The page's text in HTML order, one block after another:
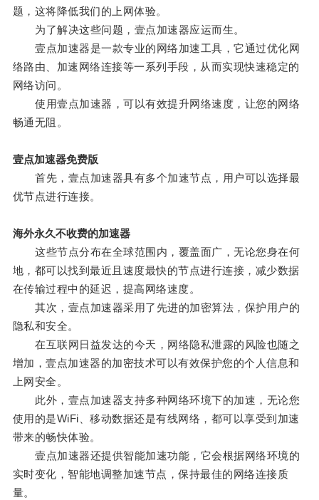
题，这将降低我们的上网体验。
为了解决这些问题，壹点加速器应运而生。
壹点加速器是一款专业的网络加速工具，它通过优化网
络路由、加速网络连接等一系列手段，从而实现快速稳定的
网络访问。
使用壹点加速器，可以有效提升网络速度，让您的网络
畅通无阻。
壹点加速器免费版
首先，壹点加速器具有多个加速节点，用户可以选择最
优节点进行连接。
海外永久不收费的加速器
这些节点分布在全球范围内，覆盖面广，无论您身在何
地，都可以找到最近且速度最快的节点进行连接，减少数据
在传输过程中的延迟，提高网络速度。
其次，壹点加速器采用了先进的加密算法，保护用户的
隐私和安全。
在互联网日益发达的今天，网络隐私泄露的风险也随之
增加，壹点加速器的加密技术可以有效保护您的个人信息和
上网安全。
此外，壹点加速器支持多种网络环境下的加速，无论您
使用的是WiFi、移动数据还是有线网络，都可以享受到加速
带来的畅快体验。
壹点加速器还提供智能加速功能，它会根据网络环境的
实时变化，智能地调整加速节点，保持最佳的网络连接质
量。